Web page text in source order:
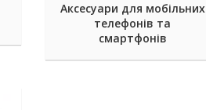
Аксесуари для мобільних
телефонів та
смартфонів